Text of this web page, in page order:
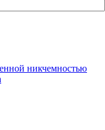
никчемностью